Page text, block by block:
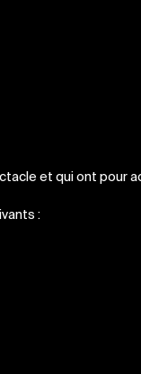
et qui ont pour
: